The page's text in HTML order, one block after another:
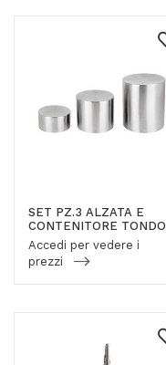
SET PZ.3 ALZATA E
CONTENITORE TONDO
Accedi per vedere i
prezzi